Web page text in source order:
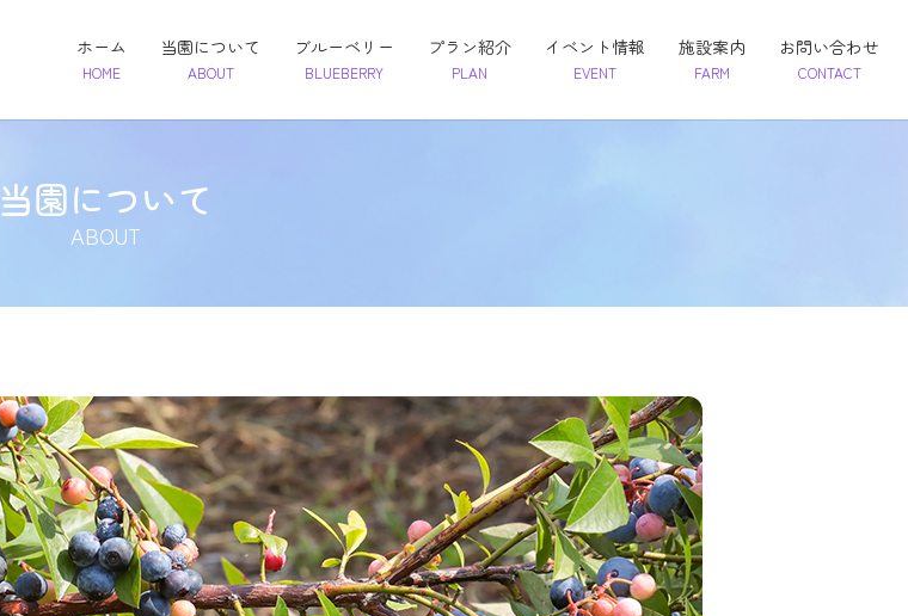
ホーム
HOME
当園について
ABOUT
ブルーベリー
BLUEBERRY
プラン紹介
PLAN
イベント情報
EVENT
施設案内
FARM
お問い合わせ
CONTACT
当園について
ABOUT